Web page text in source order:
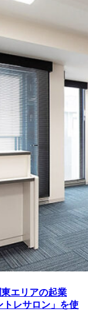
東エリアの起業
トレサロン」を使